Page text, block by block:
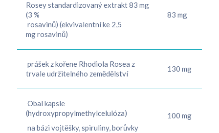
Rosey standardizovaný extrakt 83 mg
(3 %
rosavinů) (ekvivalentní ke 2,5
mg rosavinů)
83 mg
prášek z kořene Rhodiola Rosea z
trvale udržitelného zemědělství
130 mg
Obal kapsle
(hydroxypropylmethylcelulóza)
na bázi vojtěšky, spiruliny, borůvky
100 mg